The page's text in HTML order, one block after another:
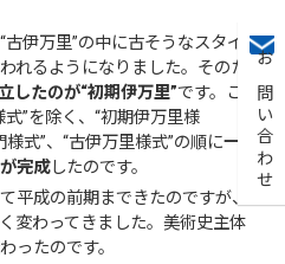
お問い合わせ
伊万里”の中に古そうなスタイ
れるようになりました。そのた
したのが“初期伊万里”です。こ
”を除く、“初期伊万里様
様式”、“古伊万里様式”の順に一
完成したのです。
平成の前期まできたのですが、
変わってきました。美術史主体
ったのです。